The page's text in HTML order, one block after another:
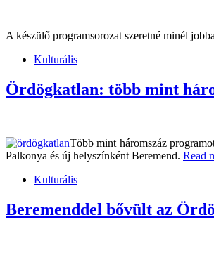
A készülő programsorozat szeretné minél
Kulturális
Ördögkatlan: több mint
Több mint háromszáz
Palkonya és új helyszínként Beremend. Read
Kulturális
Beremenddel bővült az